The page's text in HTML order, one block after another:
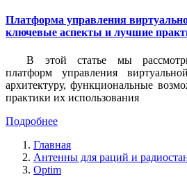
Платформа управления
ключевые аспекты и лучшие
В этой статье мы
платформ управления
архитектуру, функциональные
практики их использования
Подробнее
Главная
Антенны для раций и
Optim